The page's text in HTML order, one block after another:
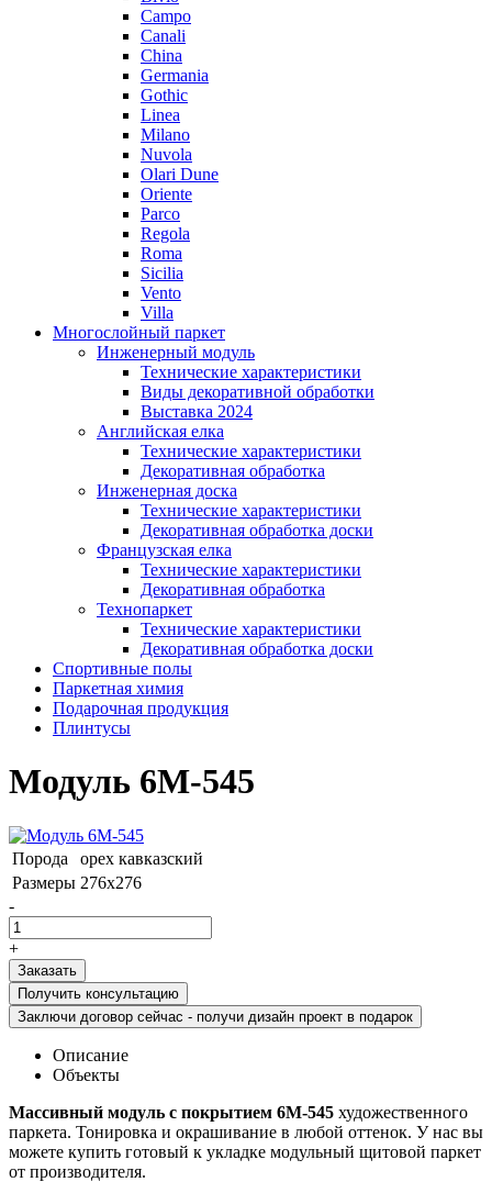
Campo
Canali
China
Germania
Gothic
Linea
Milano
Nuvola
Olari Dune
Oriente
Parco
Regola
Roma
Sicilia
Vento
Villa
Многослойный паркет
Инженерный модуль
Технические характеристики
Виды декоративной обработки
Выставка 2024
Английская елка
Технические характеристики
Декоративная обработка
Инженерная доска
Технические характеристики
Декоративная обработка доски
Французская елка
Технические характеристики
Декоративная обработка
Технопаркет
Технические характеристики
Декоративная обработка доски
Спортивные полы
Паркетная химия
Подарочная продукция
Плинтусы
Модуль 6М-545
Порода
орех кавказский
Размеры 276х276
-
+
Получить консультацию
Заключи договор сейчас - получи дизайн проект в подарок
Описание
Объекты
Массивный модуль с покрытием 6М-545 художественного
паркета. Тонировка и окрашивание в любой оттенок. У нас вы
можете купить готовый к укладке модульный щитовой паркет
от производителя.